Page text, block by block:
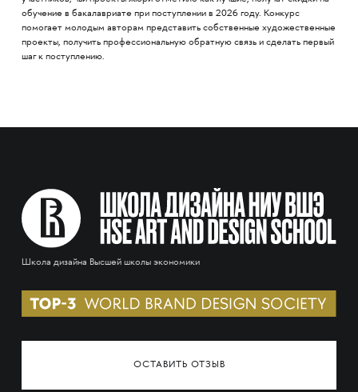
обучение в бакалавриате при поступлении в 2026 году. Конкурс
помогает молодым авторам представить собственные художественные
проекты, получить профессиональную обратную связь и сделать первый
шаг к поступлению.
Школа дизайна Высшей школы экономики
ОСТАВИТЬ ОТЗЫВ